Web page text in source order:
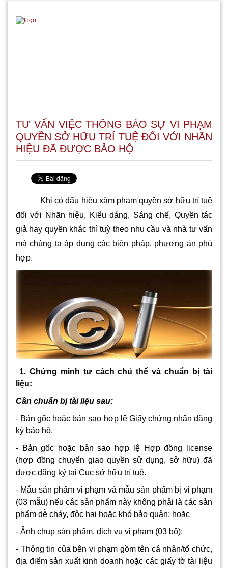
TƯ VẤN VIỆC THÔNG BÁO SỰ VI PHẠM
QUYỀN SỞ HỮU TRÍ TUỆ ĐỐI VỚI NHÃN
HIỆU ĐÃ ĐƯỢC BẢO HỘ
Khi có dấu hiệu xâm phạm quyền sở hữu trí tuệ
đối với Nhãn hiệu, Kiểu dáng, Sáng chế, Quyền tác
giả hay quyền khác thì tuỳ theo nhu cầu và nhà tư vấn
mà chúng ta áp dụng các biện pháp, phương án phù
hợp.
1. Chứng minh tư cách chủ thể và chuẩn bị tài
liệu:
Cần chuẩn bị tài liệu sau:
- Bản gốc hoặc bản sao hợp lệ Giấy chứng nhận đăng
ký bảo hộ.
- Bản gốc hoặc bản sao hợp lệ Hợp đồng license
(hợp đồng chuyển giao quyền sử dụng, sở hữu) đã
được đăng ký tại Cục sở hữu trí tuệ.
- Mẫu sản phẩm vi phạm và mẫu sản phẩm bị vi phạm
(03 mẫu) nếu các sản phẩm này không phải là các sản
phẩm dễ cháy, độc hại hoặc khó bảo quản; hoặc
- Ảnh chụp sản phẩm, dịch vụ vi phạm (03 bộ);
- Thông tin của bên vi phạm gồm tên cá nhân/tổ chức,
địa điểm sản xuất kinh doanh hoặc các giấy tờ tài liệu